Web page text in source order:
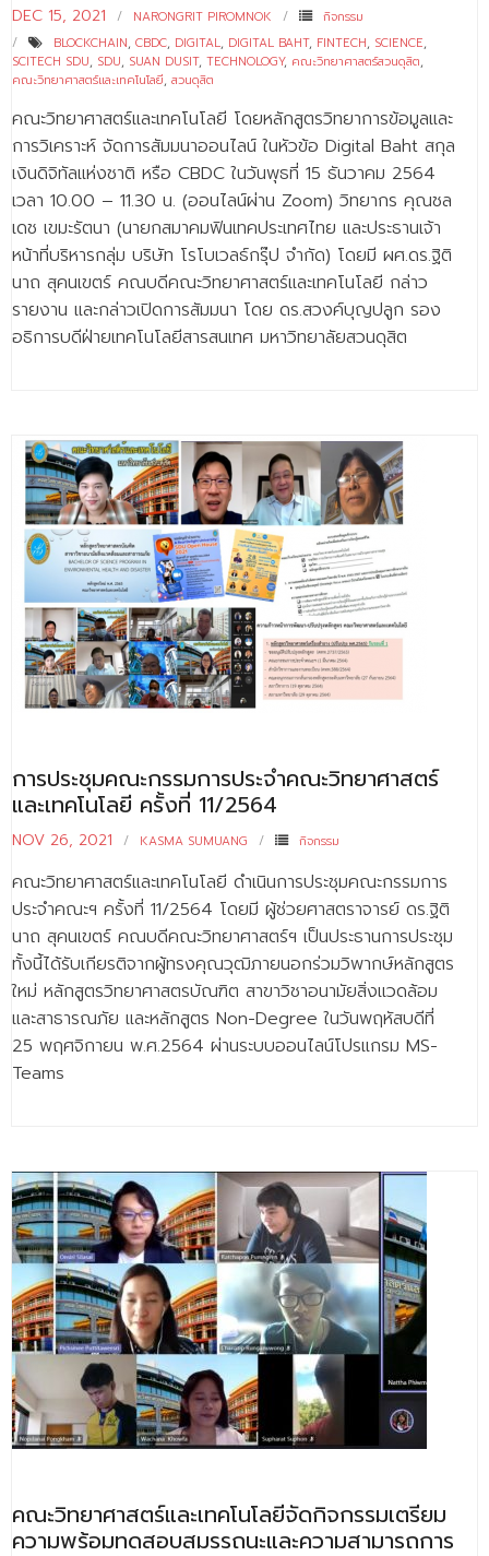
- - อนามัยสิ่งแวดล้อมและสาธารณภัย
- - วิทยาศาสตร์การแพทย์
- - ความมั่นคงปลอดภัยไซเบอร์
- - อุตสาหกรรมชีวภาพเพื่อธุรกิจ
- ศึกษาศาสตรบัณฑิต
- - วิทยาศาสตร์ทั่วไป
- เทคโนโลยีบัณฑิต
- ศูนย์เครื่องมือปฏิบัติการวิทยาศาสตร์
- ศูนย์สิ่งแวดล้อม
- ศูนย์ปัญญาประดิษฐ์เพื่อการศึกษา
สหกิจศึกษา
ข่าว
- ข่าวประชาสัมพันธ์
- ข่าวประชาสัมพันธ์ภายนอก
- ทุน/สมัครงาน/ศึกษาต่อ
ผลงานคณะ
- ฐานข้อมูลงานวิจัย
- การจัดการความรู้ (KM Scitech)
- โครงการบริหารจัดการพื้นที่ 10 ไร่ ด้านหลังโรงสีข้าว
สวนดุสิต จังหวัดปราจีนบุรี
- SDU Zero Waste
- งานวิจัย/นวัตกรรม
ติดต่อเรา
DEC 15, 2021 NARONGRIT PIROMNOK
กิจกรรม
BLOCKCHAIN, CBDC, DIGITAL, DIGITAL BAHT, FINTECH, SCIENCE,
SCITECH SDU, SDU, SUAN DUSIT, TECHNOLOGY, คณะวิทยาศาสตร์สวนดุสิต,
คณะวิทยาศาสตร์และเทคโนโลยี, สวนดุสิต
คณะวิทยาศาสตร์และเทคโนโลยี โดยหลักสูตรวิทยาการข้อมูลและ
การวิเคราะห์ จัดการสัมมนาออนไลน์ ในหัวข้อ Digital Baht สกุล
เงินดิจิทัลแห่งชาติ หรือ CBDC ในวันพุธที่ 15 ธันวาคม 2564
เวลา 10.00 – 11.30 น. (ออนไลน์ผ่าน Zoom) วิทยากร คุณชล
เดช เขมะรัตนา (นายกสมาคมฟินเทคประเทศไทย และประธานเจ้า
หน้าที่บริหารกลุ่ม บริษัท โรโบเวลธ์กรุ๊ป จำกัด) โดยมี ผศ.ดร.ฐิติ
นาถ สุคนเขตร์ คณบดีคณะวิทยาศาสตร์และเทคโนโลยี กล่าว
รายงาน และกล่าวเปิดการสัมมนา โดย ดร.สวงค์บุญปลูก รอง
อธิการบดีฝ่ายเทคโนโลยีสารสนเทศ มหาวิทยาลัยสวนดุสิต
การประชุมคณะกรรมการประจำคณะวิทยาศาสตร์
และเทคโนโลยี ครั้งที่ 11/2564
NOV 26, 2021 KASMA SUMUANG กิจกรรม
คณะวิทยาศาสตร์และเทคโนโลยี ดำเนินการประชุมคณะกรรมการ
ประจำคณะฯ ครั้งที่ 11/2564 โดยมี ผู้ช่วยศาสตราจารย์ ดร.ฐิติ
นาถ สุคนเขตร์ คณบดีคณะวิทยาศาสตร์ฯ เป็นประธานการประชุม
ทั้งนี้ได้รับเกียรติจากผู้ทรงคุณวุฒิภายนอกร่วมวิพากษ์หลักสูตร
ใหม่ หลักสูตรวิทยาศาสตรบัณฑิต สาขาวิชาอนามัยสิ่งแวดล้อม
และสาธารณภัย และหลักสูตร Non-Degree ในวันพฤหัสบดีที่
25 พฤศจิกายน พ.ศ.2564 ผ่านระบบออนไลน์โปรแกรม MS-
Teams
คณะวิทยาศาสตร์และเทคโนโลยีจัดกิจกรรมเตรียม
ความพร้อมทดสอบสมรรถนะและความสามารถการ